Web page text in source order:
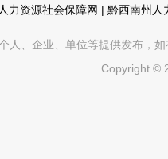
力资源社会保障网 | 黔西南州人
人、企业、单位等提供发布，
Copyright ©